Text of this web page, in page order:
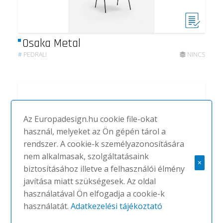
Osaka Metal
# PEDRALI NINCS
Az Europadesign.hu cookie file-okat
használ, melyeket az Ön gépén tárol a
rendszer. A cookie-k személyazonosítására
nem alkalmasak, szolgáltatásaink
biztosításához illetve a felhasználói élmény
javítása miatt szükségesek. Az oldal
használatával Ön elfogadja a cookie-k
használatát.Adatkezelési tájékoztató
×